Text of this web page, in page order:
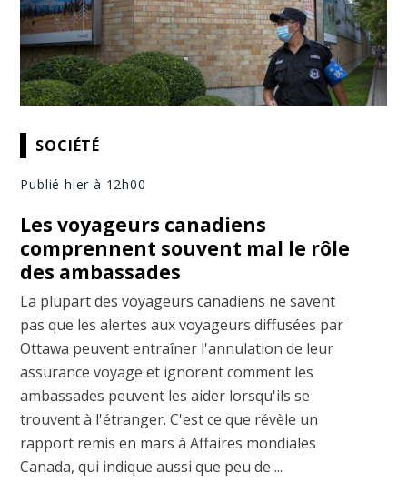
SOCIÉTÉ
Publié hier à 12h00
Les voyageurs canadiens
comprennent souvent mal le rôle
des ambassades
La plupart des voyageurs canadiens ne savent
pas que les alertes aux voyageurs diffusées par
Ottawa peuvent entraîner l'annulation de leur
assurance voyage et ignorent comment les
ambassades peuvent les aider lorsqu'ils se
trouvent à l'étranger. C'est ce que révèle un
rapport remis en mars à Affaires mondiales
Canada, qui indique aussi que peu de ...